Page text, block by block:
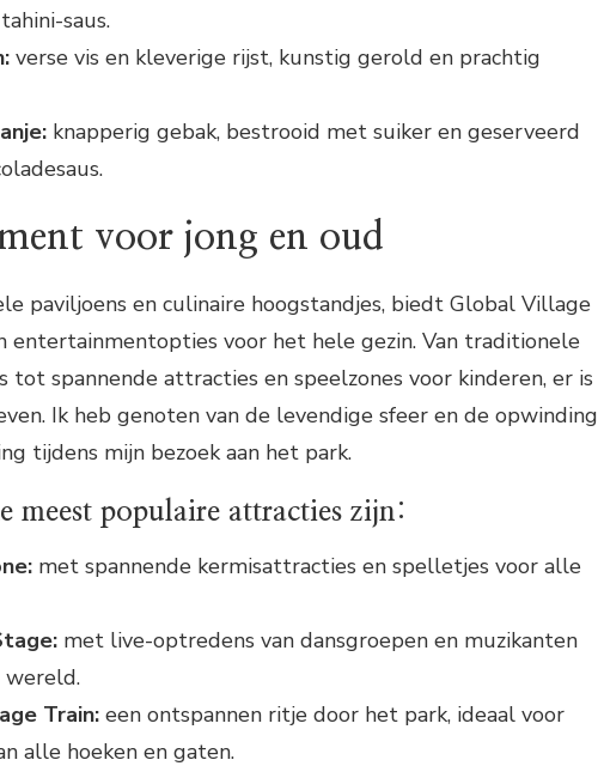
saus.
verse vis en kleverige rijst, kunstig gerold en prachtig
knapperig gebak, bestrooid met suiker en geserveerd
voor jong en oud
paviljoens en culinaire hoogstandjes, biedt Global Village
entertainmentopties voor het hele gezin. Van traditionele
tot spannende attracties en speelzones voor kinderen, er is
Ik heb genoten van de levendige sfeer en de opwinding
tijdens mijn bezoek aan het park.
meest populaire attracties zijn:
met spannende kermisattracties en spelletjes voor alle
met live-optredens van dansgroepen en muzikanten
wereld.
Train: een ontspannen ritje door het park, ideaal voor
alle hoeken en gaten.